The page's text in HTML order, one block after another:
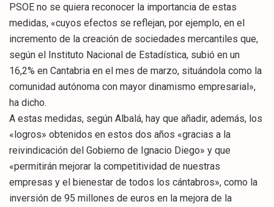
PSOE no se quiera reconocer la importancia de estas
medidas, «cuyos efectos se reflejan, por ejemplo, en el
incremento de la creación de sociedades mercantiles que,
según el Instituto Nacional de Estadística, subió en un
16,2% en Cantabria en el mes de marzo, situándola como la
comunidad autónoma con mayor dinamismo empresarial»,
ha dicho.
A estas medidas, según Albalá, hay que añadir, además, los
«logros» obtenidos en estos dos años «gracias a la
reivindicación del Gobierno de Ignacio Diego» y que
«permitirán mejorar la competitividad de nuestras
empresas y el bienestar de todos los cántabros», como la
inversión de 95 millones de euros en la mejora de la